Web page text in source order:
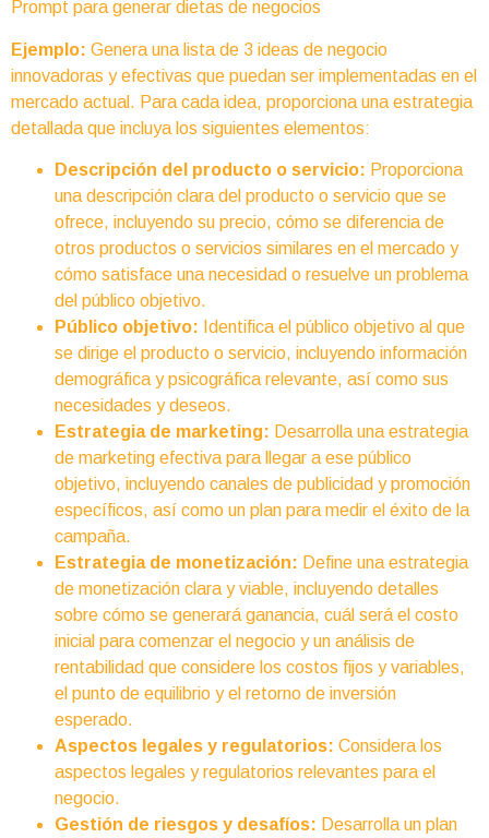
Prompt para generar dietas de negocios
Ejemplo: Genera una lista de 3 ideas de negocio
innovadoras y efectivas que puedan ser implementadas en el
mercado actual. Para cada idea, proporciona una estrategia
detallada que incluya los siguientes elementos:
Descripción del producto o servicio: Proporciona
una descripción clara del producto o servicio que se
ofrece, incluyendo su precio, cómo se diferencia de
otros productos o servicios similares en el mercado y
cómo satisface una necesidad o resuelve un problema
del público objetivo.
Público objetivo: Identifica el público objetivo al que
se dirige el producto o servicio, incluyendo información
demográfica y psicográfica relevante, así como sus
necesidades y deseos.
Estrategia de marketing: Desarrolla una estrategia
de marketing efectiva para llegar a ese público
objetivo, incluyendo canales de publicidad y promoción
específicos, así como un plan para medir el éxito de la
campaña.
Estrategia de monetización: Define una estrategia
de monetización clara y viable, incluyendo detalles
sobre cómo se generará ganancia, cuál será el costo
inicial para comenzar el negocio y un análisis de
rentabilidad que considere los costos fijos y variables,
el punto de equilibrio y el retorno de inversión
esperado.
Aspectos legales y regulatorios: Considera los
aspectos legales y regulatorios relevantes para el
negocio.
Gestión de riesgos y desafíos: Desarrolla un plan